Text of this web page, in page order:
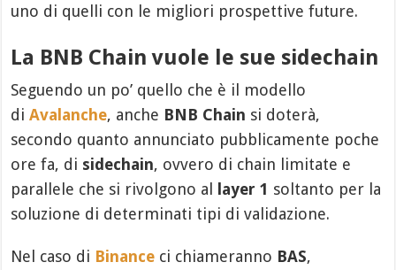
uno di quelli con le migliori prospettive future.
La BNB Chain vuole le sue sidechain
Seguendo un po’ quello che è il modello
diAvalanche, anche BNB Chain si doterà,
secondo quanto annunciato pubblicamente poche
ore fa, di sidechain, ovvero di chain limitate e
parallele che si rivolgono al layer 1 soltanto per la
soluzione di determinati tipi di validazione.
Nel caso di Binance ci chiameranno BAS,